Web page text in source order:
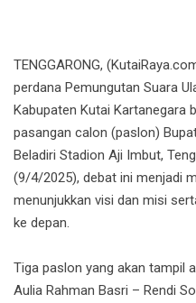
TENGGARONG,
perdana Pemungutan Suara
Kabupaten Kutai Kartanegara
pasangan calon (paslon)
Beladiri Stadion Aji Imbut,
(9/4/2025), debat ini menjadi
menunjukkan visi dan misi
ke depan.
Tiga paslon yang akan tampil
Aulia Rahman Basri – Rendi